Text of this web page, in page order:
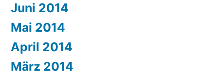
Juni 2014
Mai 2014
April 2014
März 2014